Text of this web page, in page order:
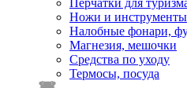
Перчатки для
Ножи и инструменты
Налобные фонари,
Магнезия, мешочки
Средства по уходу
Термосы, посуда